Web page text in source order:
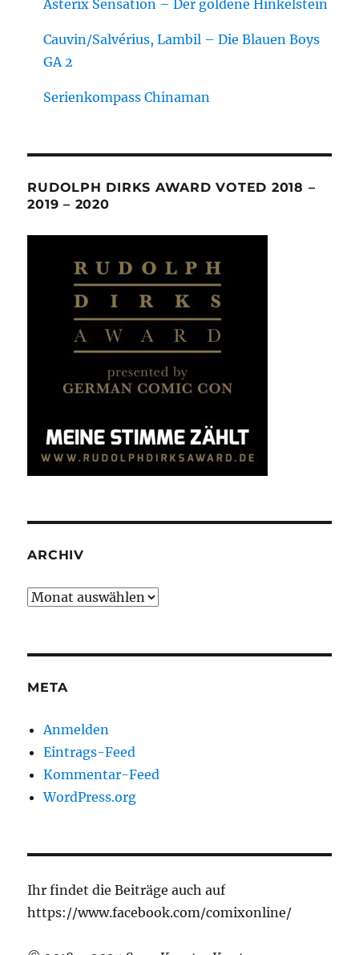
Asterix Sensation – Der goldene Hinkelstein
Cauvin/Salvérius, Lambil – Die Blauen Boys
GA 2
Serienkompass Chinaman
RUDOLPH DIRKS AWARD VOTED 2018 –
2019 – 2020
ARCHIV
Archiv
META
Anmelden
Eintrags-Feed
Kommentar-Feed
WordPress.org
Ihr findet die Beiträge auch auf
https://www.facebook.com/comixonline/